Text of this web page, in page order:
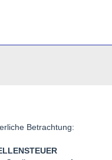
Betrachtung: